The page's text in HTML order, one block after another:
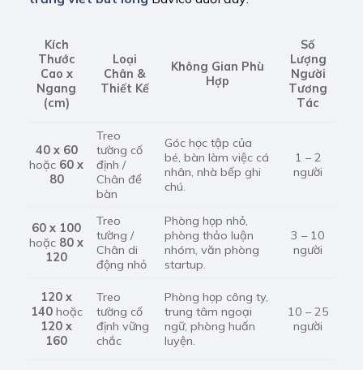
Kích
Thước
Cao x
Ngang
(cm)
Loại
Chân &
Thiết Kế
Không Gian Phù
Hợp
Số
Lượng
Người
Tương
Tác
40 x 60
hoặc 60 x
80
Treo
tường cố
định /
Chân để
bàn
Góc học tập của
bé, bàn làm việc cá
nhân, nhà bếp ghi
chú.
1 – 2
người
60 x 100
hoặc 80 x
120
Treo
tường /
Chân di
động nhỏ
Phòng họp nhỏ,
phòng thảo luận
nhóm, văn phòng
startup.
3 – 10
người
120 x
140hoặc
120 x
160
Treo
tường cố
định vững
chắc
Phòng họp công ty,
trung tâm ngoại
ngữ, phòng huấn
luyện.
10 – 25
người